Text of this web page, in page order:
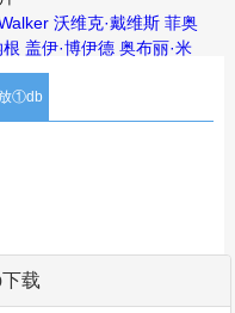
沃维克·戴维斯 菲奥
根 盖伊·博伊德 奥布丽·米
斯 Daniel Frishman
尼·考克斯
Farrell Pam Grizz Bobby
。伊渥克族人——恩多卫星
①db
载